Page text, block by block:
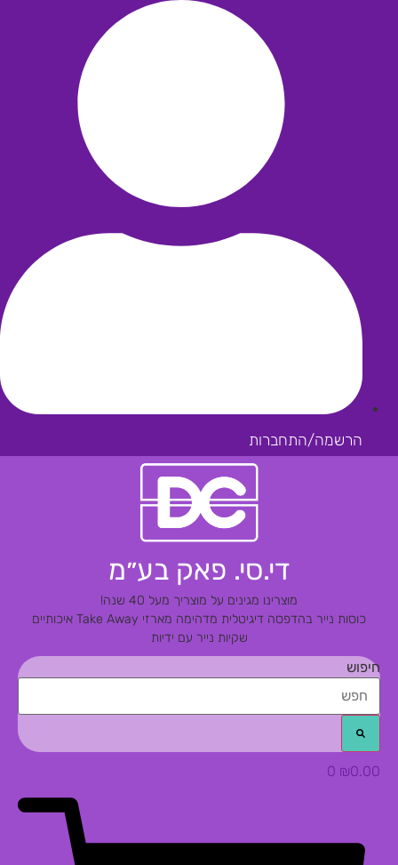
הרשמה/התחברות
די.סי. פאק בע״מ
מוצרינו מגינים על מוצריך מעל 40 שנה!
כוסות נייר בהדפסה דיגיטלית מדהימהמארזי Take Away איכותיים
שקיות נייר עם ידיות
חיפוש
₪0.00
0